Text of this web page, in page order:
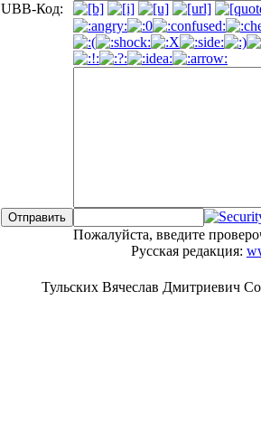
UBB-Код:
Пожалуйста, введите
Русская редакция:
Тульских Вячеслав Дмитриевич